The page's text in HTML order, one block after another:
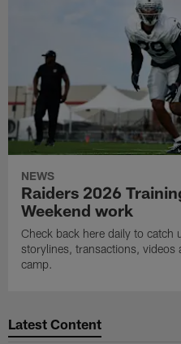
NEWS
Raiders 2026
Weekend work
Check back here daily to catch
storylines, transactions,
camp.
Latest Content